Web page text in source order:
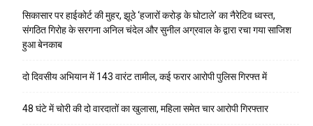
सिकासार पर हाईकोर्ट की मुहर, झूठे ‘हजारों करोड़ के घोटाले’ का नैरेटिव ध्वस्त,
संगठित गिरोह के सरगना अनिल चंदेल और सुनील अग्रवाल के द्वारा रचा गया साजिश
हुआ बेनकाब
दो दिवसीय अभियान में 143 वारंट तामील, कई फरार आरोपी पुलिस गिरफ्त में
48 घंटे में चोरी की दो वारदातों का खुलासा, महिला समेत चार आरोपी गिरफ्तार